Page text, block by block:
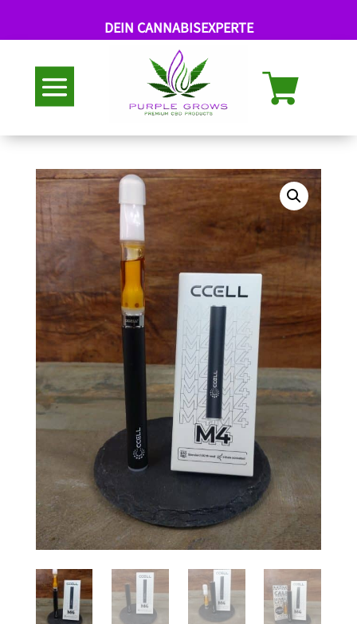
DEIN CANNABISEXPERTE
Abholung nach Termin